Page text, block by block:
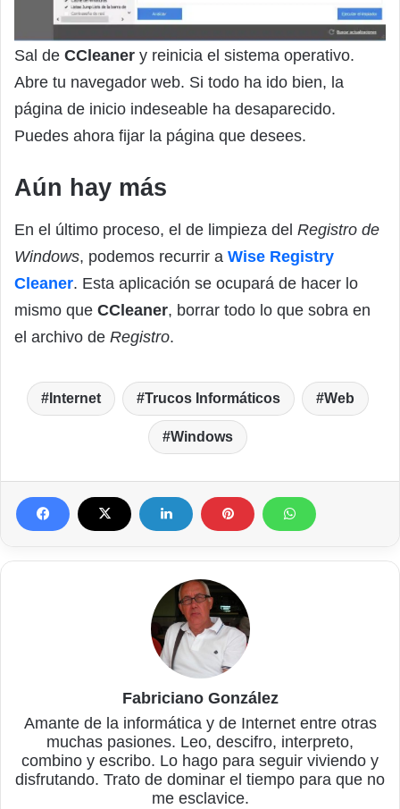
Sal de CCleaner y reinicia el sistema operativo.
Abre tu navegador web. Si todo ha ido bien, la
página de inicio indeseable ha desaparecido.
Puedes ahora fijar la página que desees.
Aún hay más
En el último proceso, el de limpieza del Registro de
Windows, podemos recurrir a Wise Registry
Cleaner. Esta aplicación se ocupará de hacer lo
mismo que CCleaner, borrar todo lo que sobra en
el archivo de Registro.
Internet Trucos Informáticos Web
Windows
Fabriciano González
Amante de la informática y de Internet entre otras
muchas pasiones. Leo, descifro, interpreto,
combino y escribo. Lo hago para seguir viviendo y
disfrutando. Trato de dominar el tiempo para que no
me esclavice.